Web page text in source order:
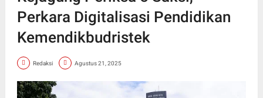
Perkara Digitalisasi Pendidikan
Kemendikbudristek
Redaksi Agustus 21, 2025